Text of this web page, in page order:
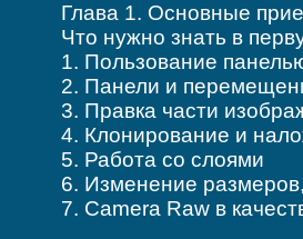
Глава 1. Основные
Что нужно знать в
1. Пользование
2. Панели и
3. Правка части
4. Клонирование и
5. Работа со слоями
6. Изменение
7. Camera Raw в